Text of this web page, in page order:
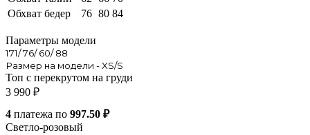
Обхват бедер
76 80 84
Параметры модели
171/ 76/ 60/ 88
Размер на модели - XS/S
Топ с перекрутом на груди
3 990 ₽
4 платежа по 997.50 ₽
Светло-розовый